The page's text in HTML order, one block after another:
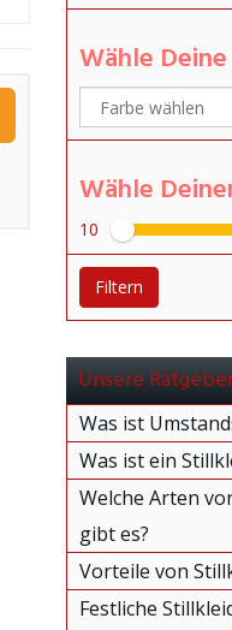
Wähle
Wähle
10
Filtern
Unsere
Was ist
Was ist ein
Welche Arten
gibt es?
Vorteile von
Festliche